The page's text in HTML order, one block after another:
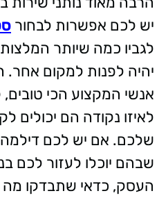
יש לכם אפשרות לבחור
לגביו כמה שיותר
יהיה לפנות למקום אחר.
אנשי המקצוע הכי
לאיזו נקודה הם
שלכם. אם יש לכם דילמה
שבהם יוכלו לעזור לכם
העסק, כדאי שתבדקו מה